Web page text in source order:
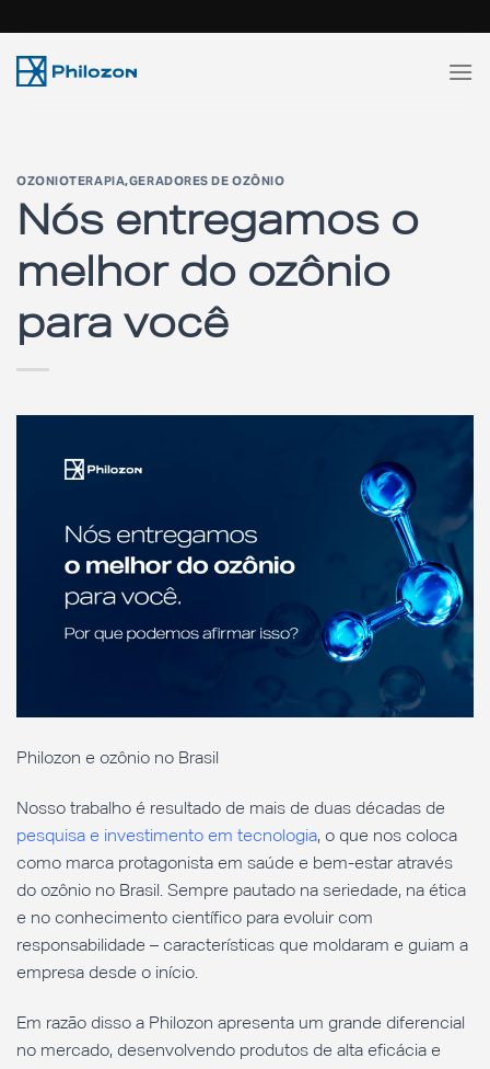
OZONIOTERAPIA,GERADORES DE OZÔNIO
Nós entregamos o
melhor do ozônio
para você
Philozon e ozônio no Brasil
Nosso trabalho é resultado de mais de duas décadas de
pesquisa e investimento em tecnologia, o que nos coloca
como marca protagonista em saúde e bem-estar através
do ozônio no Brasil. Sempre pautado na seriedade, na ética
e no conhecimento científico para evoluir com
responsabilidade – características que moldaram e guiam a
empresa desde o início.
Em razão disso a Philozon apresenta um grande diferencial
no mercado, desenvolvendo produtos de alta eficácia e